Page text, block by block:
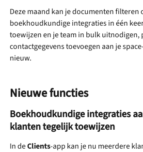
Deze maand kan je documenten filteren
boekhoudkundige integraties in één
toewijzen en je team in bulk uitnodigen,
contactgegevens toevoegen aan je
nieuw.
Nieuwe functies
Boekhoudkundige integraties
klanten tegelijk toewijzen
In de Clients-app kan je nu meerdere